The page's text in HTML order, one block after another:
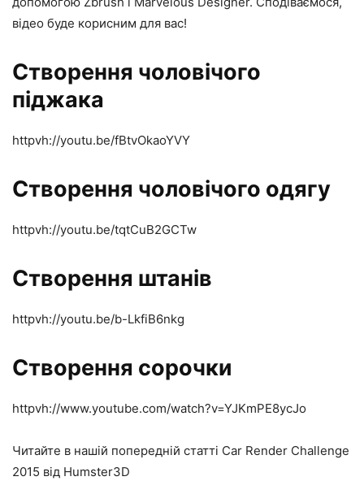
відео буде корисним для вас!
Створення чоловічого
піджака
httpvh://youtu.be/fBtvOkaoYVY
Створення чоловічого одягу
httpvh://youtu.be/tqtCuB2GCTw
Створення штанів
httpvh://youtu.be/b-LkfiB6nkg
Створення сорочки
httpvh://www.youtube.com/watch?v=YJKmPE8ycJo
Читайте в нашій попередній статті Car Render Challenge
2015 від Humster3D